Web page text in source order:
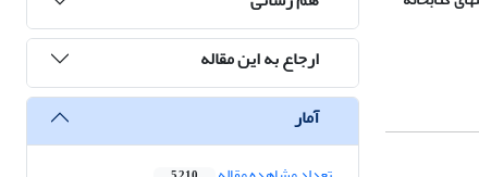
ارجاع به این مقاله
آمار